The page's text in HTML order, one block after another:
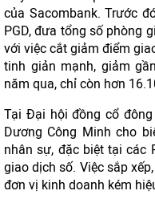
của Sacombank. Trước
PGD, đưa tổng số phòng
với việc cắt giảm điểm
tinh giản mạnh, giảm
năm qua, chỉ còn hơn
Tại Đại hội đồng cổ
Dương Công Minh cho
nhân sự, đặc biệt tại các
giao dịch số. Việc sắp
đơn vị kinh doanh kém